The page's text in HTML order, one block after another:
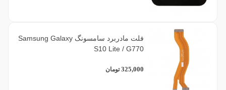
فلت مادربرد سامسونگ Samsung Galaxy
S10 Lite / G770
325,000 تومان